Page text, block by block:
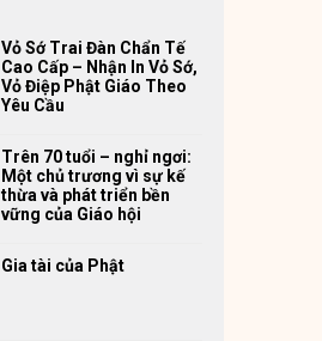
Vỏ Sớ Trai Đàn Chẩn Tế
Cao Cấp – Nhận In Vỏ Sớ,
Vỏ Điệp Phật Giáo Theo
Yêu Cầu
Trên 70 tuổi – nghỉ ngơi:
Một chủ trương vì sự kế
thừa và phát triển bền
vững của Giáo hội
Gia tài của Phật